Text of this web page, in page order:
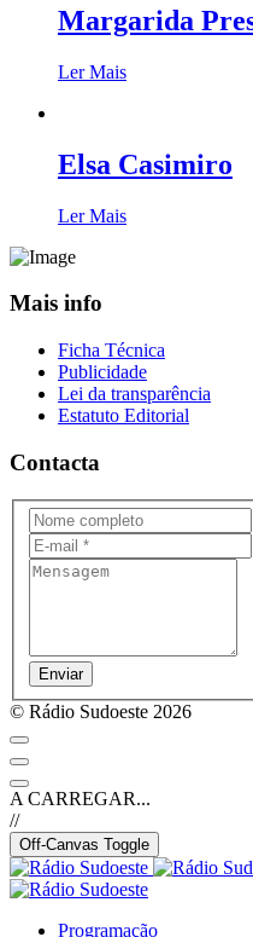
Margarida
Ler Mais
Elsa Casimiro
Ler Mais
Mais info
Ficha Técnica
Publicidade
Lei da transparência
Estatuto Editorial
Contacta
Enviar
© Rádio Sudoeste 2026
A CARREGAR...
//
Off-Canvas Toggle
Programação